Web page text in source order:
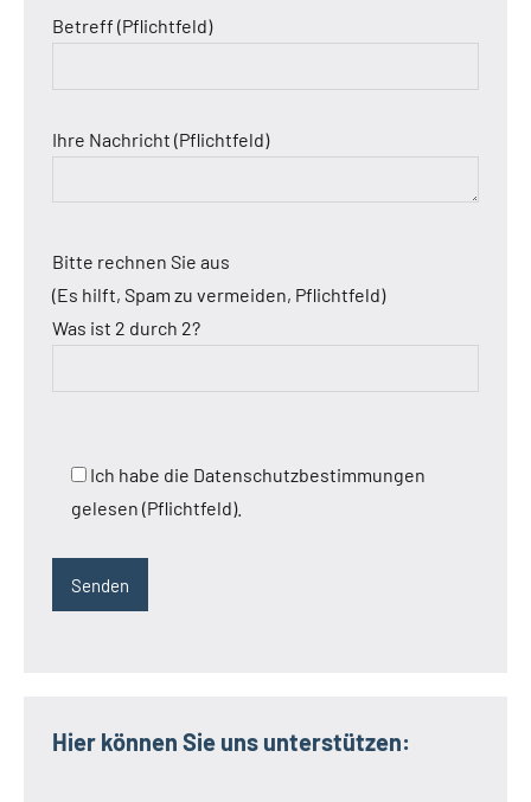
Betreff (Pflichtfeld)
Ihre Nachricht (Pflichtfeld)
Bitte rechnen Sie aus
(Es hilft, Spam zu vermeiden, Pflichtfeld)
Was ist 2 durch 2?
Ich habe die Datenschutzbestimmungen
gelesen (Pflichtfeld).
Hier können Sie uns unterstützen: